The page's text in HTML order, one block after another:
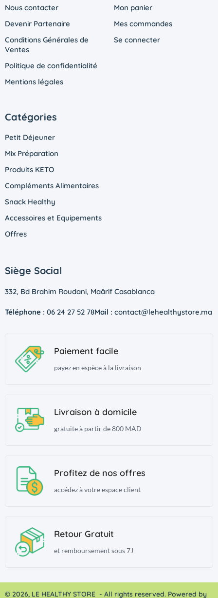
Nous contacter
Devenir Partenaire
Conditions Générales de
Ventes
Politique de confidentialité
Mentions légales
Mon panier
Mes commandes
Se connecter
Catégories
Petit Déjeuner
Mix Préparation
Produits KETO
Compléments Alimentaires
Snack Healthy
Accessoires et Equipements
Offres
Siège Social
332, Bd Brahim Roudani, Maârif Casablanca
Téléphone : 06 24 27 52 78Mail : contact@lehealthystore.ma
Paiement facile
payez en espèce à la livraison
Livraison à domicile
gratuite à partir de 800 MAD
Profitez de nos offres
accédez à votre espace client
Retour Gratuit
et remboursement sous 7J
© 2026, LE HEALTHY STORE - All rights reserved. Powered by